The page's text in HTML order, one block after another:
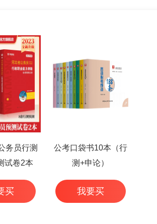
务员行测
试卷2本
买
公考口袋书10本（行
测+申论）
我要买